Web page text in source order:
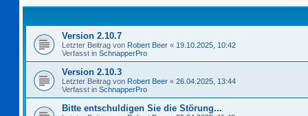
Version 2.10.7
Letzter Beitrag von Robert Beer « 19.10.2025, 10:42
Verfasst in SchnapperPro
Version 2.10.3
Letzter Beitrag von Robert Beer « 26.04.2025, 13:44
Verfasst in SchnapperPro
Bitte entschuldigen Sie die Störung...